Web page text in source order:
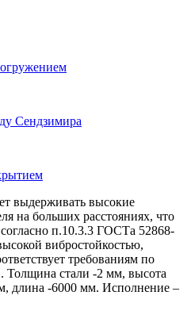
Сендзимира
выдерживать высокие
на больших расстояниях, что
п.10.3.3 ГОСТа 52868-
вибростойкостью,
требованиям по
Толщина стали -2 мм, высота
длина -6000 мм. Исполнение –